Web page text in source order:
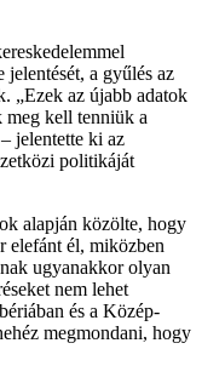
a gyűlés az
„Ezek az újabb adatok
kell tenniük a
jelentette ki az
politikáját
alapján közölte, hogy
elefánt él, miközben
ugyanakkor olyan
nem lehet
és a Közép-
megmondani, hogy